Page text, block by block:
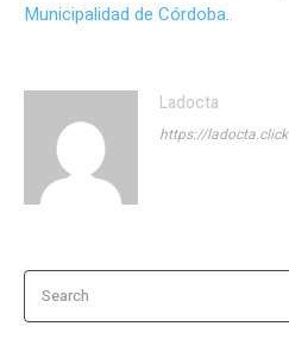
Municipalidad de Córdoba..
Ladocta
https://ladocta.click
Search